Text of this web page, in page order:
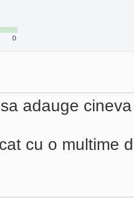
0
adauge
cu o multime